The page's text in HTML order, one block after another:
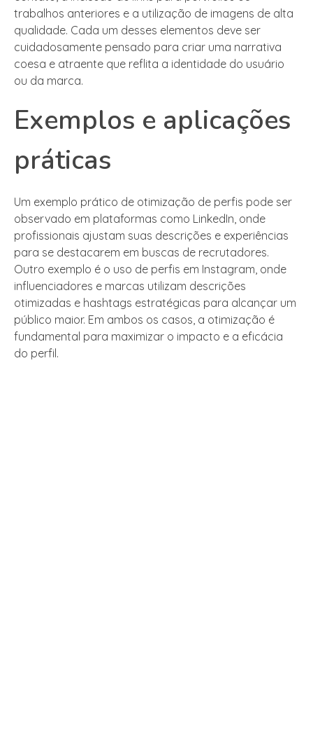
trabalhos anteriores e a utilização de imagens de alta
qualidade. Cada um desses elementos deve ser
cuidadosamente pensado para criar uma narrativa
coesa e atraente que reflita a identidade do usuário
ou da marca.
Exemplos e aplicações
práticas
Um exemplo prático de otimização de perfis pode ser
observado em plataformas como LinkedIn, onde
profissionais ajustam suas descrições e experiências
para se destacarem em buscas de recrutadores.
Outro exemplo é o uso de perfis em Instagram, onde
influenciadores e marcas utilizam descrições
otimizadas e hashtags estratégicas para alcançar um
público maior. Em ambos os casos, a otimização é
fundamental para maximizar o impacto e a eficácia
do perfil.